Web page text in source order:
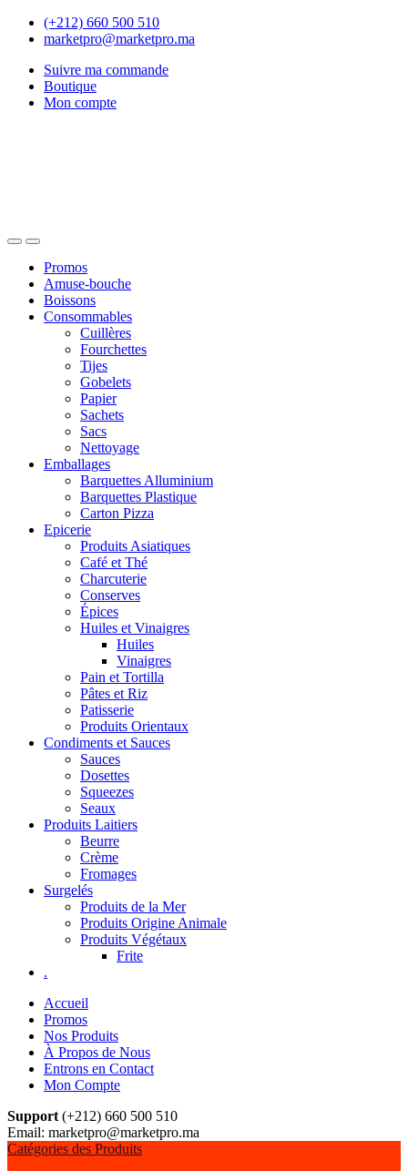
Skip
Skip
(+212) 660 500 510
marketpro@marketpro.ma
Suivre ma commande
Boutique
Mon compte
OpenClose
Promos
Amuse-bouche
Boissons
Consommables
Cuillères
Fourchettes
Tijes
Gobelets
Papier
Sachets
Sacs
Nettoyage
Emballages
Barquettes Alluminium
Barquettes Plastique
Carton Pizza
Epicerie
Produits Asiatiques
Café et Thé
Charcuterie
Conserves
Épices
Huiles et Vinaigres
Huiles
Vinaigres
Pain et Tortilla
Pâtes et Riz
Patisserie
Produits Orientaux
Condiments et Sauces
Sauces
Dosettes
Squeezes
Seaux
Produits Laitiers
Beurre
Crème
Fromages
Surgelés
Produits de la Mer
Produits Origine Animale
Produits Végétaux
Frite
.
Accueil
Promos
Nos Produits
À Propos de Nous
Entrons en Contact
Mon Compte
Support (+212) 660 500 510
Email: marketpro@marketpro.ma
Catégories des Produits